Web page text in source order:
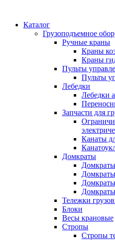
Каталог
Грузоподъемное
Ручные краны
Краны
Краны
Пульты
Пульты
Лебедки
Лебедки
Запчасти для
Канаты
Домкраты
Тележки
Блоки
Весы крановые
Стропы
Стропы